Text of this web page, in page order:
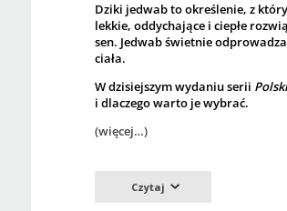
Dziki jedwab to określenie, z
lekkie, oddychające i ciepłe
sen. Jedwab świetnie
ciała.
W dzisiejszym wydaniu serii
i dlaczego warto je wybrać.
(więcej…)
Czytaj